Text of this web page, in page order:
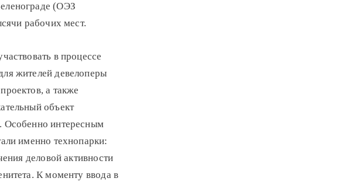
(ОЭЗ
рабочих мест.
в процессе
жителей девелоперы
а также
объект
Особенно интересным
именно технопарки:
деловой активности
К моменту ввода в